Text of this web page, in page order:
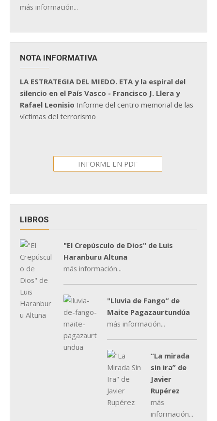
más información...
NOTA INFORMATIVA
LA ESTRATEGIA DEL MIEDO. ETA y la espiral del
silencio en el País Vasco - Francisco J. Llera y
Rafael Leonisio Informe del centro memorial de las
víctimas del terrorismo
INFORME EN PDF
LIBROS
"El Crepúsculo de Dios" de Luis
Haranburu Altuna
más información...
"Lluvia de Fango” de
Maite Pagazaurtundúa
más información...
“La mirada
sin ira” de
Javier
Rupérez
más
información...